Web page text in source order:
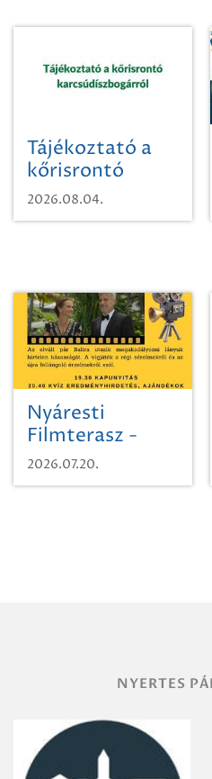
Tájékoztató a
kőrisrontó
karcsúdíszbogárról
2026.08.04.
Nyáresti
Filmterasz -
Beugró a
Paradicsomba
2026.07.20.
NYERTES